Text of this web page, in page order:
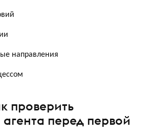
направления
проверить
перед первой